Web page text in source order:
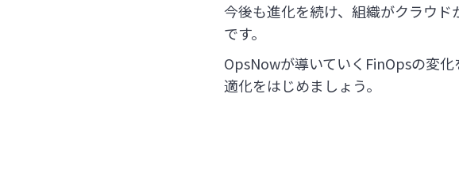
今後も進化を続け、組織がクラウ
です。
OpsNowが導いていくFinOpsの変化
適化をはじめましょう。